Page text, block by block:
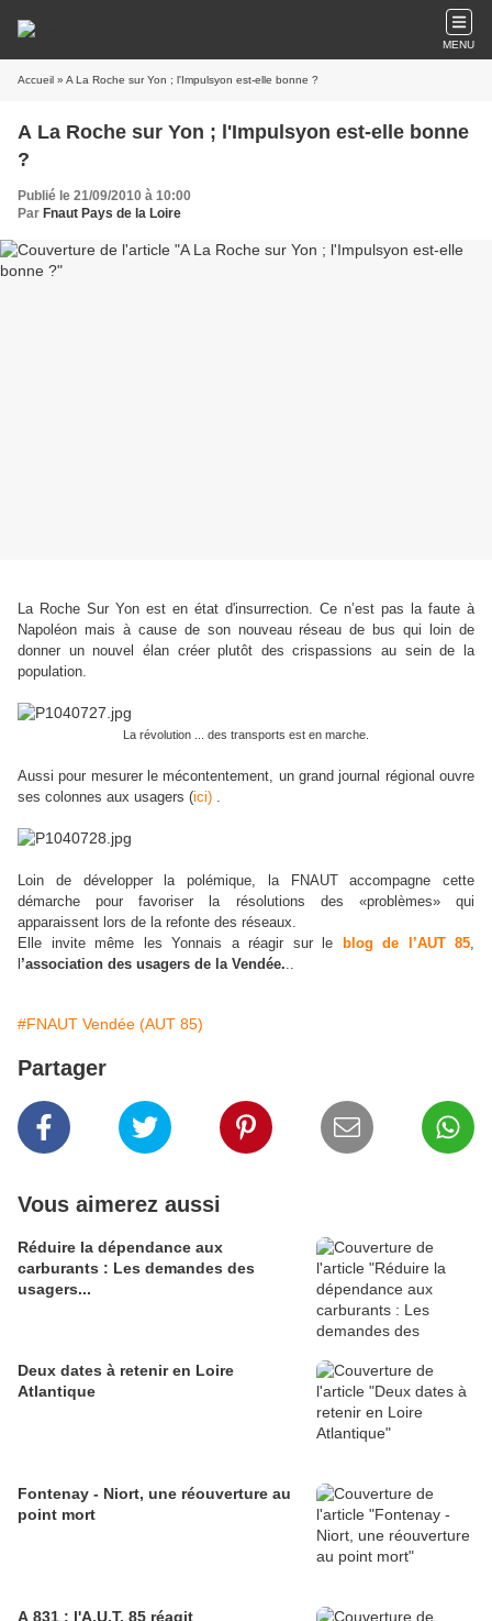
MENU
Accueil » A La Roche sur Yon ; l'Impulsyon est-elle bonne ?
A La Roche sur Yon ; l'Impulsyon est-elle bonne
?
Publié le 21/09/2010 à 10:00
Par Fnaut Pays de la Loire
La Roche Sur Yon est en état d'insurrection. Ce n’est pas la faute à
Napoléon mais à cause de son nouveau réseau de bus qui loin de
donner un nouvel élan créer plutôt des crispassions au sein de la
population.
La révolution ... des transports est en marche.
Aussi pour mesurer le mécontentement, un grand journal régional ouvre
ses colonnes aux usagers (ici) .
Loin de développer la polémique, la FNAUT accompagne cette
démarche pour favoriser la résolutions des «problèmes» qui
apparaissent lors de la refonte des réseaux.
Elle invite même les Yonnais a réagir sur le
blog de l’AUT 85,
’association des usagers de la Vendée...
#FNAUT Vendée (AUT 85)
Partager
Vous aimerez aussi
Réduire la dépendance aux
carburants : Les demandes des
usagers...
Deux dates à retenir en Loire
Atlantique
Fontenay - Niort, une réouverture au
point mort
A 831 : l'A.U.T. 85 réagit